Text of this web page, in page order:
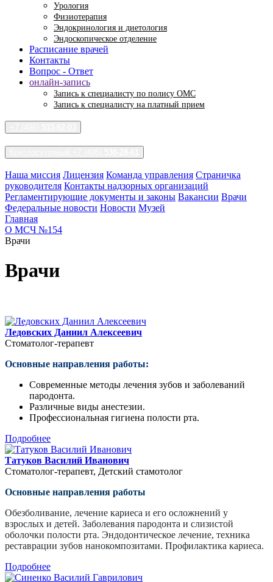
Урология
Физиотерапия
Эндокринология и диетология
Эндоскопическое отделение
Расписание врачей
Контакты
Вопрос - Ответ
онлайн-запись
Запись к специалисту по полису ОМС
Запись к специалисту на платный прием
Наша миссия Лицензия Команда управления Страничка
руководителя Контакты надзорных организаций
Регламентирующие документы и законы Вакансии Врачи
Федеральные новости Новости Музей
Главная
О МСЧ №154
Врачи
Врачи
Ледовских Даниил Алексеевич
Стоматолог-терапевт
Основные направления работы:
Современные методы лечения зубов и заболеваний
пародонта.
Различные виды анестезии.
Профессиональная гигиена полости рта.
Подробнее
Татуков Василий Иванович
Стоматолог-терапевт, Детский стамотолог
Основные направления работы
Обезболивание, лечение кариеса и его осложнений у
взрослых и детей. Заболевания пародонта и слизистой
оболочки полости рта. Эндодонтическое лечение, техника
реставрации зубов нанокомпозитами. Профилактика кариеса.
Подробнее